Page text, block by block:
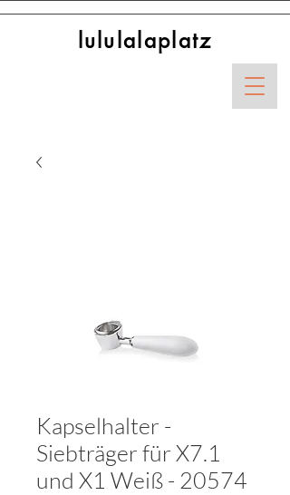
lululalaplatz
Kapselhalter -
Siebträger für X7.1
und X1 Weiß - 20574